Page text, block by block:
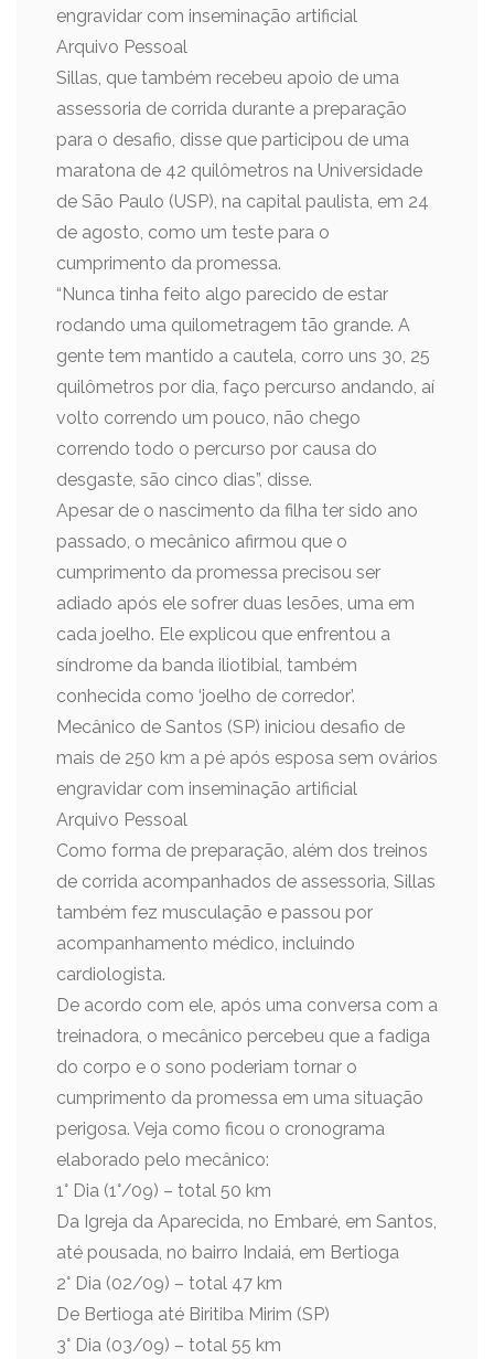
engravidar com inseminação artificial
Arquivo Pessoal
Sillas, que também recebeu apoio de uma
assessoria de corrida durante a preparação
para o desafio, disse que participou de uma
maratona de 42 quilômetros na Universidade
de São Paulo (USP), na capital paulista, em 24
de agosto, como um teste para o
cumprimento da promessa.
“Nunca tinha feito algo parecido de estar
rodando uma quilometragem tão grande. A
gente tem mantido a cautela, corro uns 30, 25
quilômetros por dia, faço percurso andando, aí
volto correndo um pouco, não chego
correndo todo o percurso por causa do
desgaste, são cinco dias”, disse.
Apesar de o nascimento da filha ter sido ano
passado, o mecânico afirmou que o
cumprimento da promessa precisou ser
adiado após ele sofrer duas lesões, uma em
cada joelho. Ele explicou que enfrentou a
síndrome da banda iliotibial, também
conhecida como ‘joelho de corredor’.
Mecânico de Santos (SP) iniciou desafio de
mais de 250 km a pé após esposa sem ovários
engravidar com inseminação artificial
Arquivo Pessoal
Como forma de preparação, além dos treinos
de corrida acompanhados de assessoria, Sillas
também fez musculação e passou por
acompanhamento médico, incluindo
cardiologista.
De acordo com ele, após uma conversa com a
treinadora, o mecânico percebeu que a fadiga
do corpo e o sono poderiam tornar o
cumprimento da promessa em uma situação
perigosa. Veja como ficou o cronograma
elaborado pelo mecânico:
1° Dia (1°/09) – total 50 km
Da Igreja da Aparecida, no Embaré, em Santos,
até pousada, no bairro Indaiá, em Bertioga
2° Dia (02/09) – total 47 km
De Bertioga até Biritiba Mirim (SP)
3° Dia (03/09) – total 55 km